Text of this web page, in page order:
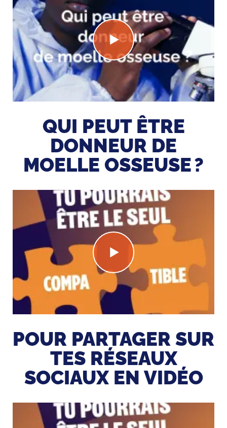
QUI PEUT ÊTRE
DONNEUR DE
MOELLE OSSEUSE ?
POUR PARTAGER SUR
TES RÉSEAUX
SOCIAUX EN VIDÉO